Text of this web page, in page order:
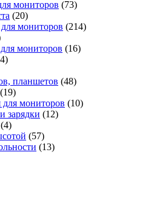
мониторов (73)
(20)
мониторов (214)
мониторов (16)
планшетов (48)
(19)
мониторов (10)
зарядки (12)
(4)
(57)
(13)